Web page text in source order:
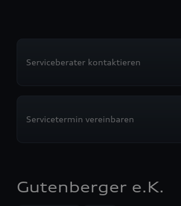
Serviceberater kontaktieren
Servicetermin vereinbaren
Gutenberger e.K.